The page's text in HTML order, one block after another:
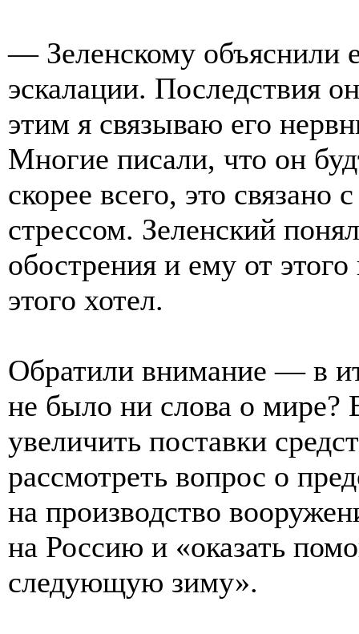
— Зеленскому объяснили
эскалации. Последствия
этим я связываю его
Многие писали, что он
скорее всего, это
стрессом. Зеленский
обострения и ему от
этого хотел.
Обратили внимание — в
не было ни слова о
увеличить поставки
рассмотреть вопрос о
на производство
на Россию и «оказать
следующую зиму».